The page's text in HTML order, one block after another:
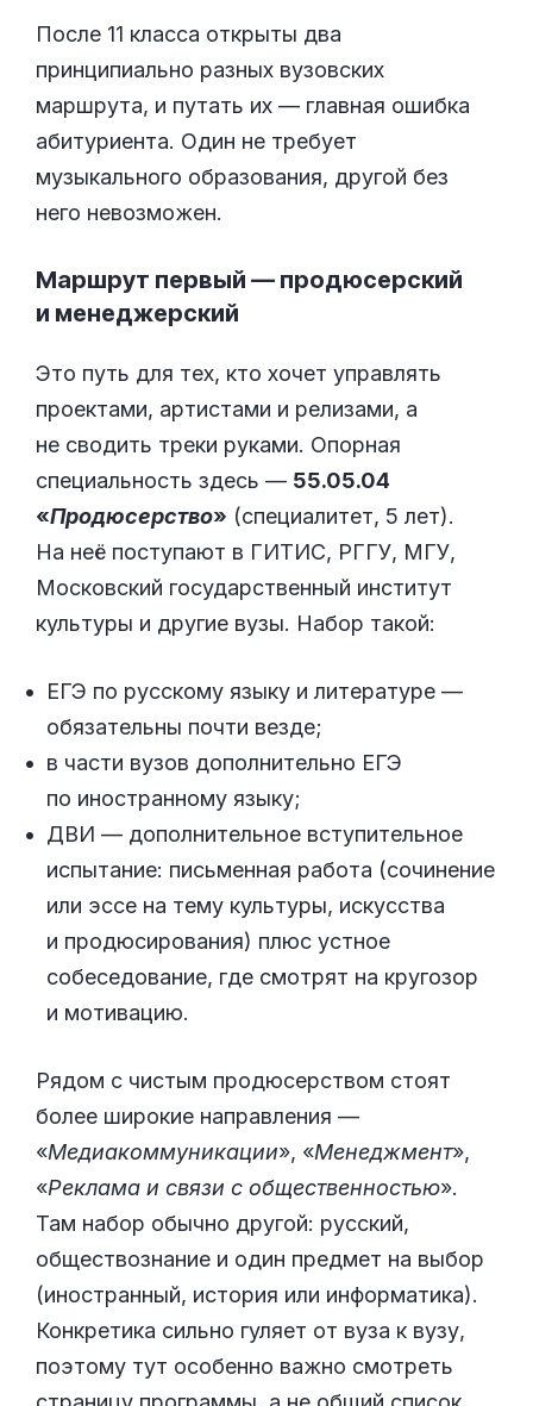
После 11 класса открыты два
принципиально разных вузовских
маршрута, и путать их — главная ошибка
абитуриента. Один не требует
музыкального образования, другой без
него невозможен.
Маршрут первый — продюсерский
и менеджерский
Это путь для тех, кто хочет управлять
проектами, артистами и релизами, а
не сводить треки руками. Опорная
специальность здесь — 55.05.04
«Продюсерство» (специалитет, 5 лет).
На неё поступают в ГИТИС, РГГУ, МГУ,
Московский государственный институт
культуры и другие вузы. Набор такой:
ЕГЭ по русскому языку и литературе —
обязательны почти везде;
в части вузов дополнительно ЕГЭ
по иностранному языку;
ДВИ — дополнительное вступительное
испытание: письменная работа (сочинение
или эссе на тему культуры, искусства
и продюсирования) плюс устное
собеседование, где смотрят на кругозор
и мотивацию.
Рядом с чистым продюсерством стоят
более широкие направления —
«Медиакоммуникации», «Менеджмент»,
«Реклама и связи с общественностью».
Там набор обычно другой: русский,
обществознание и один предмет на выбор
(иностранный, история или информатика).
Конкретика сильно гуляет от вуза к вузу,
поэтому тут особенно важно смотреть